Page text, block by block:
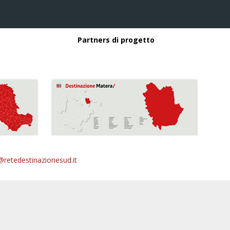
Partners di progetto